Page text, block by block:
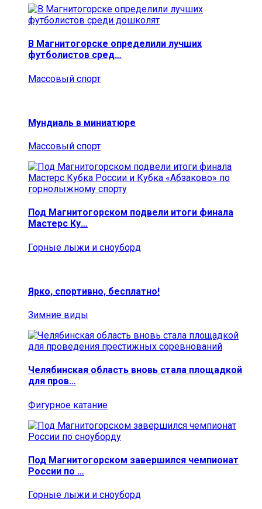
В Магнитогорске определили лучших
футболистов сред…
Массовый спорт
Мундиаль в миниатюре
Массовый спорт
Под Магнитогорском подвели итоги финала
Мастерс Ку…
Горные лыжи и сноуборд
Ярко, спортивно, бесплатно!
Зимние виды
Челябинская область вновь стала площадкой
для пров…
Фигурное катание
Под Магнитогорском завершился чемпионат
России по …
Горные лыжи и сноуборд